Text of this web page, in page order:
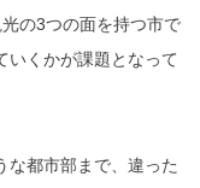
の3つの面を持つ市で
いくかが課題となって
な都市部まで、違った